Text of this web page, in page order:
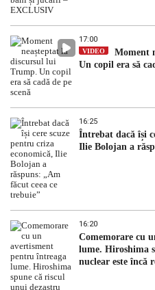
17:00
VIDEO
Moment
Un copil era să
16:25
Întrebat dacă își
Ilie Bolojan a
16:20
Comemorare cu
lume. Hiroshima
nuclear este încă